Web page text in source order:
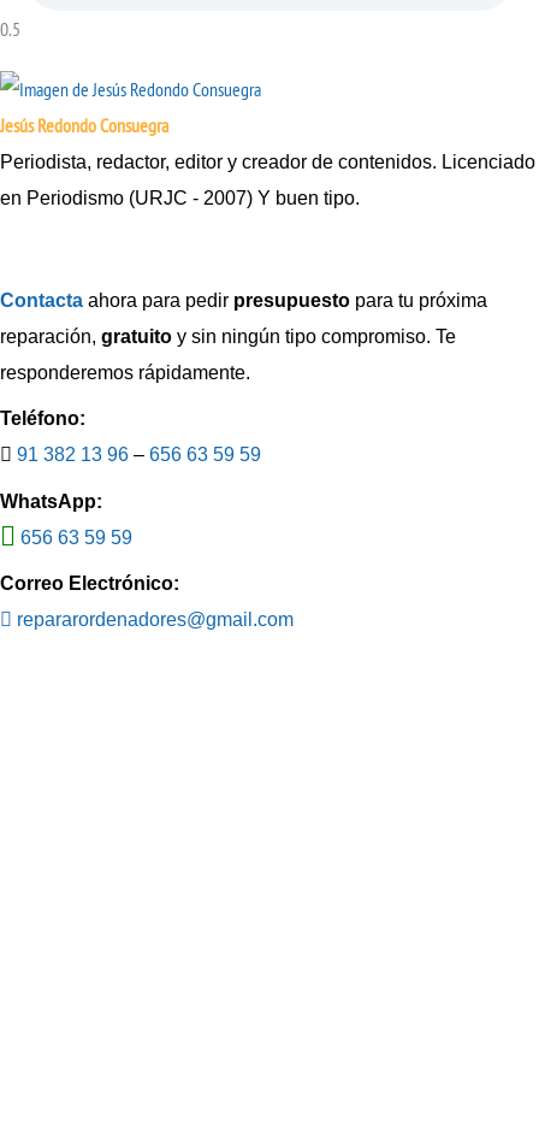
Jesús Redondo Consuegra
Periodista, redactor, editor y creador de contenidos. Licenciado
en Periodismo (URJC - 2007) Y buen tipo.
Contacta ahora para pedir presupuesto para tu próxima
reparación, gratuito y sin ningún tipo compromiso. Te
responderemos rápidamente.
Teléfono:
91 382 13 96 – 656 63 59 59
WhatsApp:
656 63 59 59
Correo Electrónico:
repararordenadores@gmail.com